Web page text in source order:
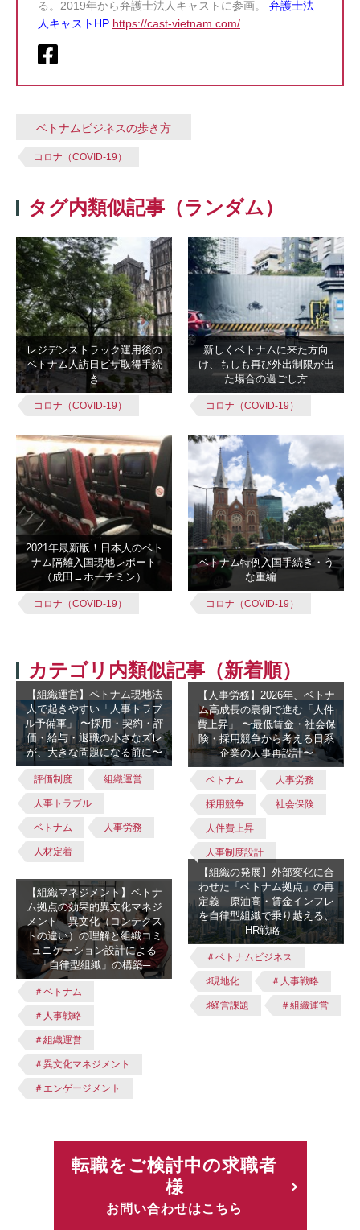
る。2019年から弁護士法人キャストに参画。 弁護士法
人キャストHP https://cast-vietnam.com/
ベトナムビジネスの歩き方
コロナ（COVID-19）
タグ内類似記事（ランダム）
レジデンストラック運用後の
ベトナム人訪日ビザ取得手続
き
コロナ（COVID-19）
新しくベトナムに来た方向
け、もしも再び外出制限が出
た場合の過ごし方
コロナ（COVID-19）
2021年最新版！日本人のベト
ナム隔離入国現地レポート
（成田→ホーチミン）
コロナ（COVID-19）
ベトナム特例入国手続き・う
な重編
コロナ（COVID-19）
カテゴリ内類似記事（新着順）
【組織運営】ベトナム現地法
人で起きやすい「人事トラブ
ル予備軍」 〜採用・契約・評
価・給与・退職の小さなズレ
が、大きな問題になる前に〜
評価制度 組織運営
人事トラブル
ベトナム 人事労務
人材定着
【人事労務】2026年、ベトナ
ム高成長の裏側で進む「人件
費上昇」 〜最低賃金・社会保
険・採用競争から考える日系
企業の人事再設計〜
ベトナム 人事労務
採用競争 社会保険
人件費上昇
人事制度設計
【組織マネジメント】ベトナ
ム拠点の効果的異文化マネジ
メント ─異文化（コンテクス
トの違い）の理解と組織コミ
ュニケーション設計による
「自律型組織」の構築─
＃ベトナム
＃人事戦略
＃組織運営
＃異文化マネジメント
＃エンゲージメント
【組織の発展】外部変化に合
わせた「ベトナム拠点」の再
定義 ─原油高・賃金インフレ
を自律型組織で乗り越える、
HR戦略─
＃ベトナムビジネス
♯現地化 ＃人事戦略
♯経営課題 ＃組織運営
転職をご検討中の求職者
様
お問い合わせはこちら